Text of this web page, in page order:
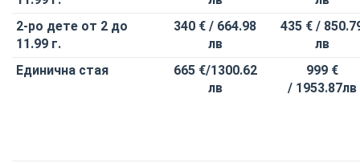
2-ро дете от 2 до
11.99 г.
340 € / 664.98
лв
435 € /
лв
Единична стая
665 €/1300.62
лв
999 €
/ 1953.87лв